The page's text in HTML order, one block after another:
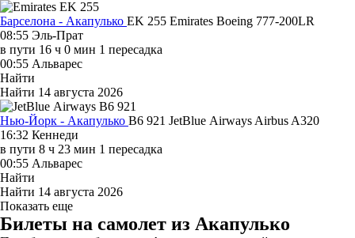
Барселона - Акапулько EK 255 Emirates Boeing 777-200LR
08:55 Эль-Прат
в пути 16 ч 0 мин 1 пересадка
00:55 Альварес
Найти
Найти 14 августа 2026
Нью-Йорк - Акапулько B6 921 JetBlue Airways Airbus A320
16:32 Кеннеди
в пути 8 ч 23 мин 1 пересадка
00:55 Альварес
Найти
Найти 14 августа 2026
Показать еще
Билеты на самолет из Акапулько